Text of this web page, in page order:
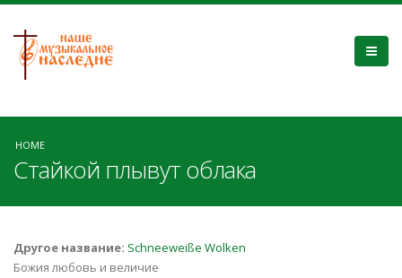
HOME
Стайкой плывут облака
Другое название: Schneeweiße Wolken
Божия любовь и величие